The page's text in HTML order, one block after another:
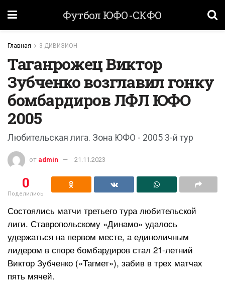
Футбол ЮФО-СКФО
Главная 3 ДИВИЗИОН
Таганрожец Виктор
Зубченко возглавил гонку
бомбардиров ЛФЛ ЮФО
2005
Любительская лига. Зона ЮФО - 2005 3-й тур
от admin 21.11.2023
0
Поделились
Состоялись матчи третьего тура любительской
лиги. Ставропольскому «Динамо» удалось
удержаться на первом месте, а единоличным
лидером в споре бомбардиров стал 21-летний
Виктор Зубченко («Тагмет»), забив в трех матчах
пять мячей.